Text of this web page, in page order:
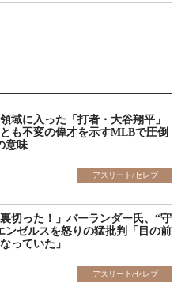
域に入った「打者・大谷翔平」
も不変の偉才を示すMLBで圧倒
意味
アスリート/セレブ
裏切った！」バーランダー氏、“守
ンゼルスを怒りの猛批判「目の前
っていた」
アスリート/セレブ